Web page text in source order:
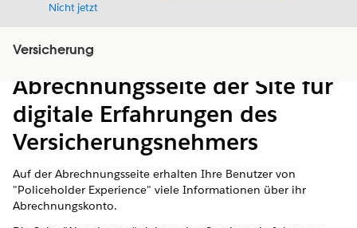
Nicht jetzt
VersicherungInhalt anzeigen
Inhalt
Abrechnungsseite der Site für
digitale Erfahrungen des
Versicherungsnehmers
Auf der Abrechnungsseite erhalten Ihre Benutzer von
"Policeholder Experience" viele Informationen über ihr
Abrechnungskonto.